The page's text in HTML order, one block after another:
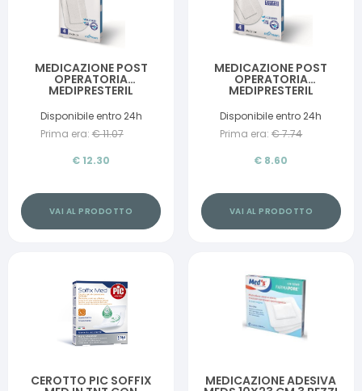
MEDICAZIONE POST
OPERATORIA
MEDIPRESTERIL
5 PEZZI
Disponibile entro 24h
Prima era: €11.07
€ 12.30
VAI AL PRODOTTO
MEDICAZIONE POST
OPERATORIA
MEDIPRESTERIL
5 PEZZI
Disponibile entro 24h
Prima era: €7.74
€ 8.60
VAI AL PRODOTTO
CEROTTO PIC SOFFIX MEDICAZIONE ADESIVA